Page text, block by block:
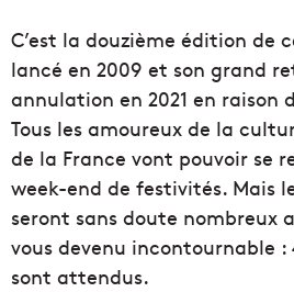
C’est la douzième édition de
lancé en 2009 et son grand
annulation en 2021 en raison
Tous les amoureux de la
de la France vont pouvoir se
week-end de festivités. Mais
seront sans doute nombreux
vous devenu incontournable
sont attendus.